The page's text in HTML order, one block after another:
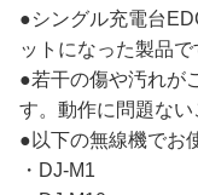
●シングル充電台
ットになった製品で
●若干の傷や汚れが
す。動作に問題ない
●以下の無線機でお
・DJ-M1